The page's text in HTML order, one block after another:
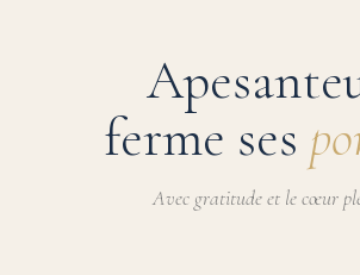
ferme ses
Avec gratitude et le cœur